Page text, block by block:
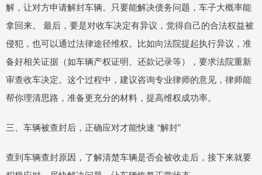
解，让对方申请解封车辆。只要能解决债务问题，车子大概率能
拿回来。 最后，要是对收车决定有异议，觉得自己的合法权益被
侵犯，也可以通过法律途径维权。比如向法院提起执行异议，准
备好相关证据（如车辆产权证明、还款记录等），要求法院重新
审查收车决定。这个过程中，建议咨询专业律师的意见，律师能
帮你理清思路，准备更充分的材料，提高维权成功率。
三、车辆被查封后，正确应对才能快速 “解封”
查到车辆查封原因，了解清楚车辆是否会被收走后，接下来就要